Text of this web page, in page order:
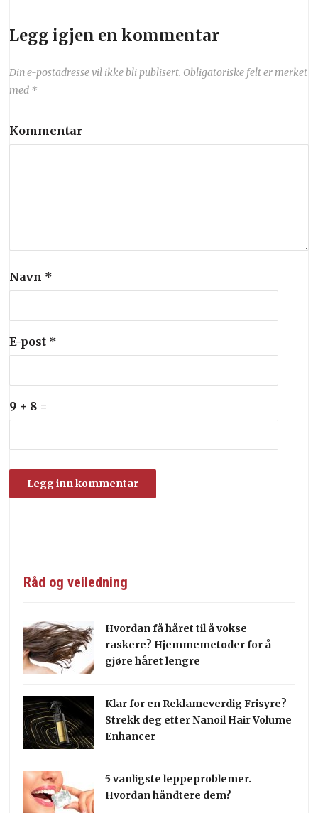
Legg igjen en kommentar
Din e-postadresse vil ikke bli publisert. Obligatoriske felt er merket
med *
Kommentar
Navn *
E-post *
9 + 8 =
Råd og veiledning
Hvordan få håret til å vokse
raskere? Hjemmemetoder for å
gjøre håret lengre
Klar for en Reklameverdig Frisyre?
Strekk deg etter Nanoil Hair Volume
Enhancer
5 vanligste leppeproblemer.
Hvordan håndtere dem?